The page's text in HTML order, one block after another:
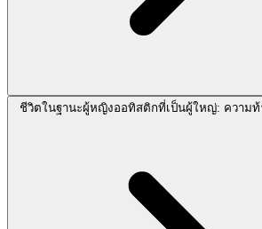
ชีวิตในฐานะผู้หญิงออทิสติกที่เป็นผู้ใหญ่: ความ